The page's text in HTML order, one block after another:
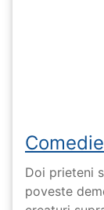
Doi prieteni
poveste